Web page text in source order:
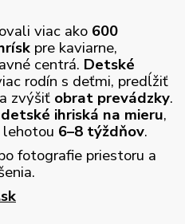
viac ako 600
pre kaviarne,
centrá. Detské
rodín s deťmi, predĺžiť
a zvýšiť obrat prevádzky.
detské ihriská na mieru,
6–8 týždňov.
fotografie priestoru a